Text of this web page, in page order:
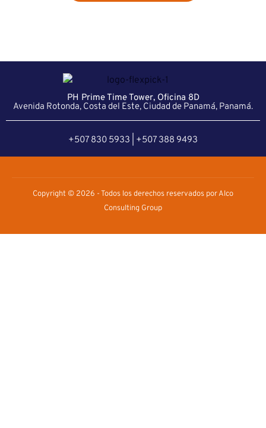
PH Prime Time Tower, Oficina 8D
Avenida Rotonda, Costa del Este, Ciudad de Panamá, Panamá.
+507 830 5933 | +507 388 9493
Copyright © 2026 - Todos los derechos reservados por Alco
Consulting Group